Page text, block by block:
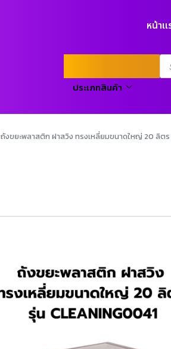
หน้าแ
ประเภทสินค้า
ถังขยะพลาสติก ฝาสวิง ทรงเหลี่ยมขนาดใหญ่ 20 ลิตร